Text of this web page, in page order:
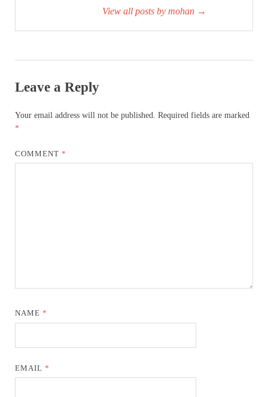
View all posts by mohan →
Leave a Reply
Your email address will not be published. Required fields are marked
*
COMMENT*
NAME*
EMAIL*